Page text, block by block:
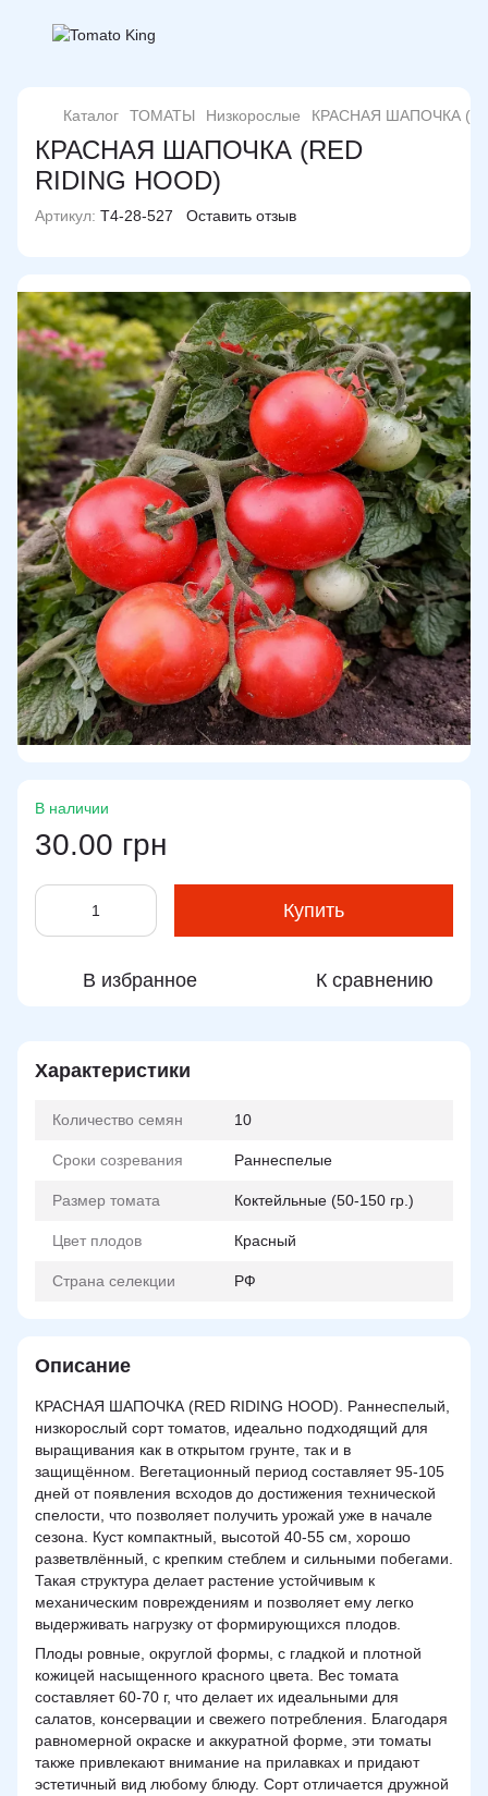
Каталог ТОМАТЫ Низкорослые КРАСНАЯ ШАПОЧКА
КРАСНАЯ ШАПОЧКА (RED
RIDING HOOD)
Артикул: T4-28-527 Оставить отзыв
В наличии
30.00 грн
Купить
В избранное К сравнению
Характеристики
Количество семян 10
Сроки созревания Раннеспелые
Размер томата Коктейльные (50-150 гр.)
Цвет плодов Красный
Страна селекции РФ
Описание
КРАСНАЯ ШАПОЧКА (RED RIDING HOOD). Раннеспелый,
низкорослый сорт томатов, идеально подходящий для
выращивания как в открытом грунте, так и в
защищённом. Вегетационный период составляет 95-105
дней от появления всходов до достижения технической
спелости, что позволяет получить урожай уже в начале
сезона. Куст компактный, высотой 40-55 см, хорошо
разветвлённый, с крепким стеблем и сильными побегами.
Такая структура делает растение устойчивым к
механическим повреждениям и позволяет ему легко
выдерживать нагрузку от формирующихся плодов.
Плоды ровные, округлой формы, с гладкой и плотной
кожицей насыщенного красного цвета. Вес томата
составляет 60-70 г, что делает их идеальными для
салатов, консервации и свежего потребления. Благодаря
равномерной окраске и аккуратной форме, эти томаты
также привлекают внимание на прилавках и придают
эстетичный вид любому блюду. Сорт отличается дружной